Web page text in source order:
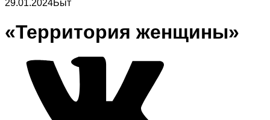
29.01.2024Быт
«Территория женщины»